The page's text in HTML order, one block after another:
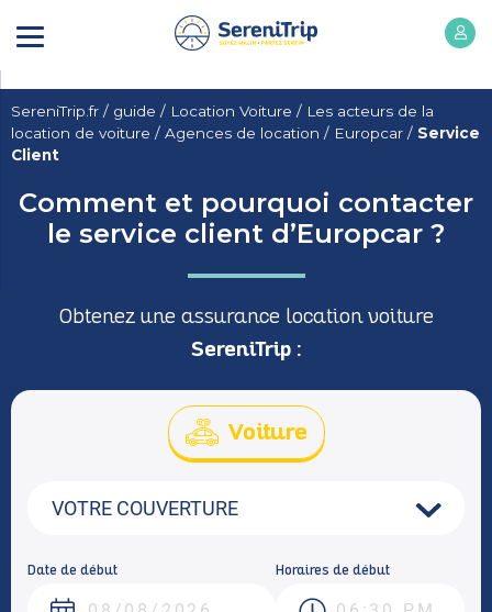
SereniTrip.fr / guide / Location Voiture / Les acteurs de la
location de voiture / Agences de location / Europcar / Service
Client
Comment et pourquoi contacter
le service client d’Europcar ?
Obtenez une assurance location voiture
SereniTrip :
Voiture
Date de début Horaires de début